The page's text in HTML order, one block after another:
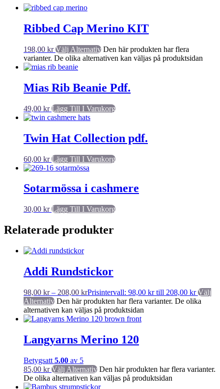
Ribbed Cap Merino KIT
198,00 kr Välj Alternativ Den här produkten har flera
varianter. De olika alternativen kan väljas på produktsidan
Mias Rib Beanie Pdf.
49,00 kr Lägg Till I Varukorg
Twin Hat Collection pdf.
60,00 kr Lägg Till I Varukorg
Sotarmössa i cashmere
30,00 kr Lägg Till I Varukorg
Relaterade produkter
Addi Rundstickor
98,00 kr – 208,00 krPrisintervall: 98,00 kr till 208,00 kr Välj
Alternativ Den här produkten har flera varianter. De olika
alternativen kan väljas på produktsidan
Langyarns Merino 120
Betygsatt 5.00 av 5
85,00 kr Välj Alternativ Den här produkten har flera varianter.
De olika alternativen kan väljas på produktsidan